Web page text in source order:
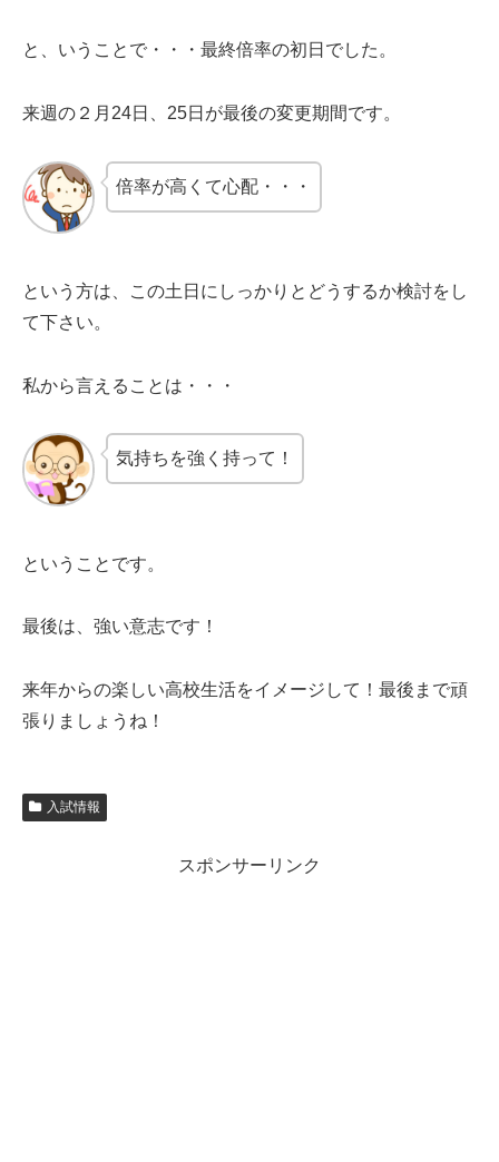
と、いうことで・・・最終倍率の初日でした。
来週の２月24日、25日が最後の変更期間です。
倍率が高くて心配・・・
という方は、この土日にしっかりとどうするか検討をし
て下さい。
私から言えることは・・・
気持ちを強く持って！
ということです。
最後は、強い意志です！
来年からの楽しい高校生活をイメージして！最後まで頑
張りましょうね！
入試情報
スポンサーリンク